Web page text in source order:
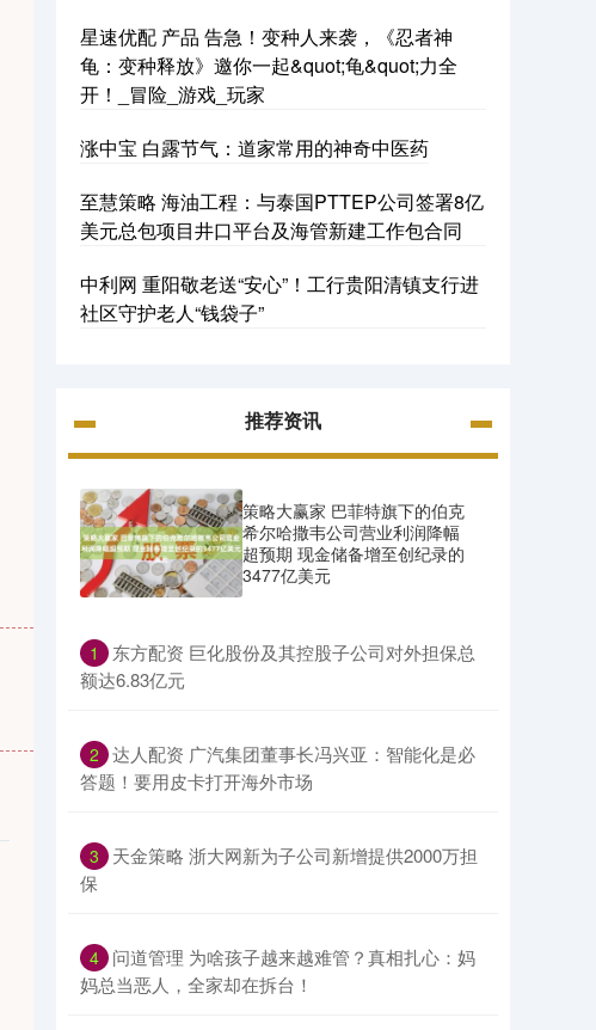
星速优配 产品 告急！变种人来袭，《忍者神
龟：变种释放》邀你一起&quot;龟&quot;力全
开！_冒险_游戏_玩家
涨中宝 白露节气：道家常用的神奇中医药
至慧策略 海油工程：与泰国PTTEP公司签署8亿
美元总包项目井口平台及海管新建工作包合同
中利网 重阳敬老送“安心”！工行贵阳清镇支行进
社区守护老人“钱袋子”
推荐资讯
策略大赢家 巴菲特旗下的伯克
希尔哈撒韦公司营业利润降幅
超预期 现金储备增至创纪录的
3477亿美元
1
​东方配资 巨化股份及其控股子公司对外担保总
额达6.83亿元
2 ​达人配资 广汽集团董事长冯兴亚：智能化是必
答题！要用皮卡打开海外市场
3
​天金策略 浙大网新为子公司新增提供2000万担
保
4 ​问道管理 为啥孩子越来越难管？真相扎心：妈
妈总当恶人，全家却在拆台！